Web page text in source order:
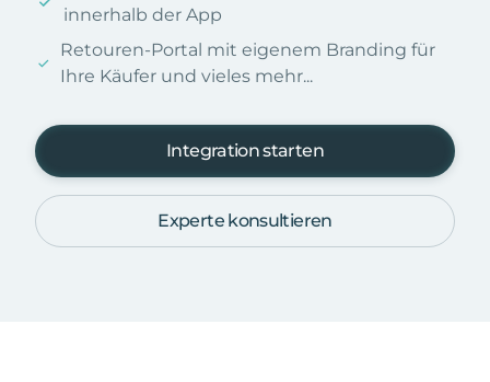
innerhalb der App
Retouren-Portal mit eigenem Branding für
Ihre Käufer und vieles mehr...
Integration starten
Experte konsultieren